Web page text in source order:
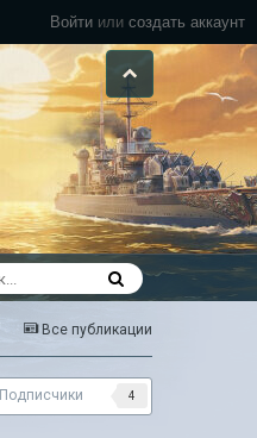
Войти или создать аккаунт
Все публикации
Подписчики 4